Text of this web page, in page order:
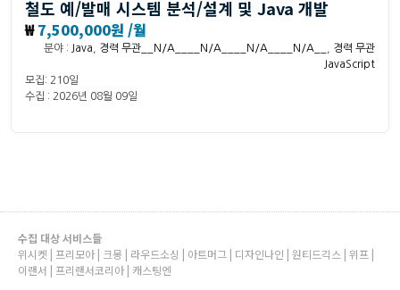
철도 예/발매 시스템 분석/설계 및 Java 개발
₩7,500,000원 /월
분야 : Java 경력 무관__N/A____N/A____N/A____N/A__
경력 무관
JavaScript
모집: 210일
수집 : 2026년 08월 09일
수집 대상 서비스들
위시켓 | 프리모아 | 크몽 | 라우드소싱 | 아트머그 | 디자인나인 | 원티드긱스 | 위프 |
이랜서 | 프리랜서코리아 | 캐스팅엔